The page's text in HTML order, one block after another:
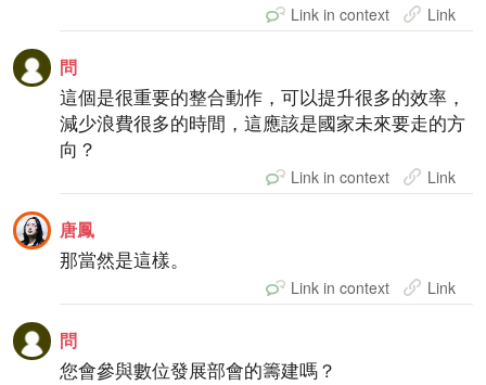
Link in context Link
問
這個是很重要的整合動作，可以提升很多的效率，
減少浪費很多的時間，這應該是國家未來要走的方
向？
Link in context Link
唐鳳
那當然是這樣。
Link in context Link
問
您會參與數位發展部會的籌建嗎？